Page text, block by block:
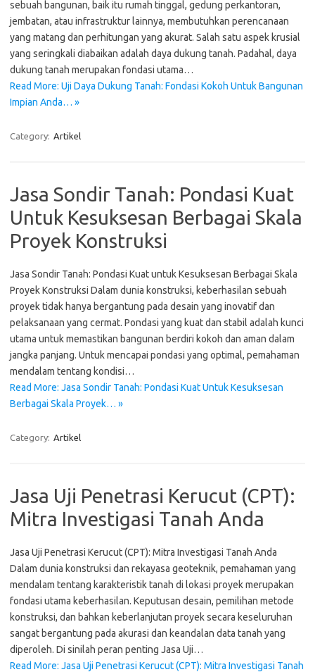
sebuah bangunan, baik itu rumah tinggal, gedung perkantoran,
jembatan, atau infrastruktur lainnya, membutuhkan perencanaan
yang matang dan perhitungan yang akurat. Salah satu aspek krusial
yang seringkali diabaikan adalah daya dukung tanah. Padahal, daya
dukung tanah merupakan fondasi utama…
Read More: Uji Daya Dukung Tanah: Fondasi Kokoh Untuk Bangunan
Impian Anda… »
Category: Artikel
Jasa Sondir Tanah: Pondasi Kuat
Untuk Kesuksesan Berbagai Skala
Proyek Konstruksi
Jasa Sondir Tanah: Pondasi Kuat untuk Kesuksesan Berbagai Skala
Proyek Konstruksi Dalam dunia konstruksi, keberhasilan sebuah
proyek tidak hanya bergantung pada desain yang inovatif dan
pelaksanaan yang cermat. Pondasi yang kuat dan stabil adalah kunci
utama untuk memastikan bangunan berdiri kokoh dan aman dalam
jangka panjang. Untuk mencapai pondasi yang optimal, pemahaman
mendalam tentang kondisi…
Read More: Jasa Sondir Tanah: Pondasi Kuat Untuk Kesuksesan
Berbagai Skala Proyek… »
Category: Artikel
Jasa Uji Penetrasi Kerucut (CPT):
Mitra Investigasi Tanah Anda
Jasa Uji Penetrasi Kerucut (CPT): Mitra Investigasi Tanah Anda
Dalam dunia konstruksi dan rekayasa geoteknik, pemahaman yang
mendalam tentang karakteristik tanah di lokasi proyek merupakan
fondasi utama keberhasilan. Keputusan desain, pemilihan metode
konstruksi, dan bahkan keberlanjutan proyek secara keseluruhan
sangat bergantung pada akurasi dan keandalan data tanah yang
diperoleh. Di sinilah peran penting Jasa Uji…
Read More: Jasa Uji Penetrasi Kerucut (CPT): Mitra Investigasi Tanah